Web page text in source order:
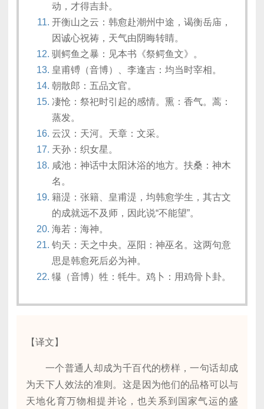
动，才得吉卦。
开衡山之云：韩愈赴潮州中途，谒衡岳庙，
因诚心祝祷，天气由阴晦转睛。
驯鳄鱼之暴：见本书《祭鳄鱼文》。
皇甫镈（音博）、李逢吉：均当时宰相。
朝散郎：五品文官。
凄怆：祭祀时引起的感情。熏：香气。蒿：
蒸发。
云汉：天河。天章：文采。
天孙：织女星。
咸池：神话中太阳沐浴的地方。扶桑：神木
名。
籍湜：张籍、皇甫湜，均韩愈学生，其古文
的成就远不及师，因此说“不能望”。
海若：海神。
钧天：天之中央。巫阳：神巫名。这两句意
思是韩愈死后必为神。
犦（音博）牲：牦牛。鸡卜：用鸡骨卜卦。
【译文】
一个普通人却成为千百代的榜样，一句话却成
为天下人效法的准则。这是因为他们的品格可以与
天地化育万物相提并论，也关系到国家气运的盛